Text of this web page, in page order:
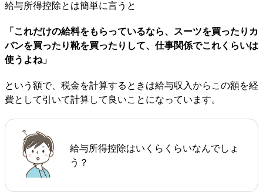
給与所得控除とは簡単に言うと
「これだけの給料をもらっているなら、スーツを買ったりカ
バンを買ったり靴を買ったりして、仕事関係でこれくらいは
使うよね」
という額で、税金を計算するときは給与収入からこの額を経
費として引いて計算して良いことになっています。
給与所得控除はいくらくらいなんでしょ
う？